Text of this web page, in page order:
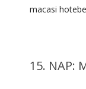
macasi
15. NAP: